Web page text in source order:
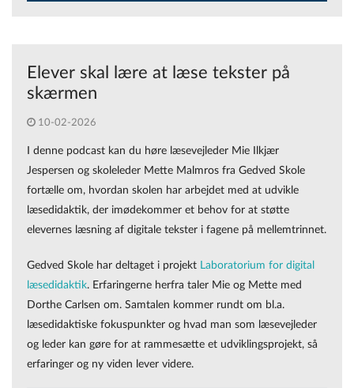
Elever skal lære at læse tekster på
skærmen
10-02-2026
I denne podcast kan du høre læsevejleder Mie Ilkjær
Jespersen og skoleleder Mette Malmros fra Gedved Skole
fortælle om, hvordan skolen har arbejdet med at udvikle
læsedidaktik, der imødekommer et behov for at støtte
elevernes læsning af digitale tekster i fagene på mellemtrinnet.
Gedved Skole har deltaget i projekt Laboratorium for digital
læsedidaktik. Erfaringerne herfra taler Mie og Mette med
Dorthe Carlsen om. Samtalen kommer rundt om bl.a.
læsedidaktiske fokuspunkter og hvad man som læsevejleder
og leder kan gøre for at rammesætte et udviklingsprojekt, så
erfaringer og ny viden lever videre.